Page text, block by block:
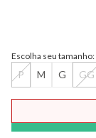
Escolha seu tamanho:
P M G GG